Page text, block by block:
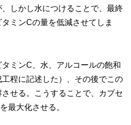
しかし水につけることで、最終
ミンCの量を低減させてしま
ミンC、水、アルコールの飽和
程に記述した）、その後でこの
せる。こうすることで、カプセ
最大化させる。